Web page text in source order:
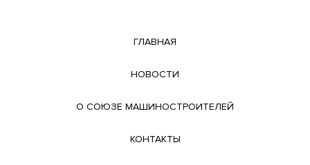
ГЛАВНАЯ
НОВОСТИ
О СОЮЗЕ МАШИНОСТРОИТЕЛЕЙ
КОНТАКТЫ